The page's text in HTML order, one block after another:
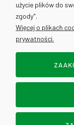
użycie plików do
zgody".
Więcej o plikach
prywatności.